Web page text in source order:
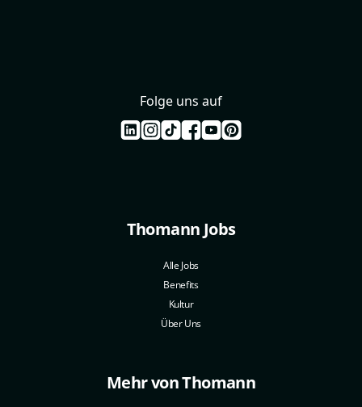
Folge uns auf
Thomann Jobs
Alle Jobs
Benefits
Kultur
Über Uns
Mehr von Thomann